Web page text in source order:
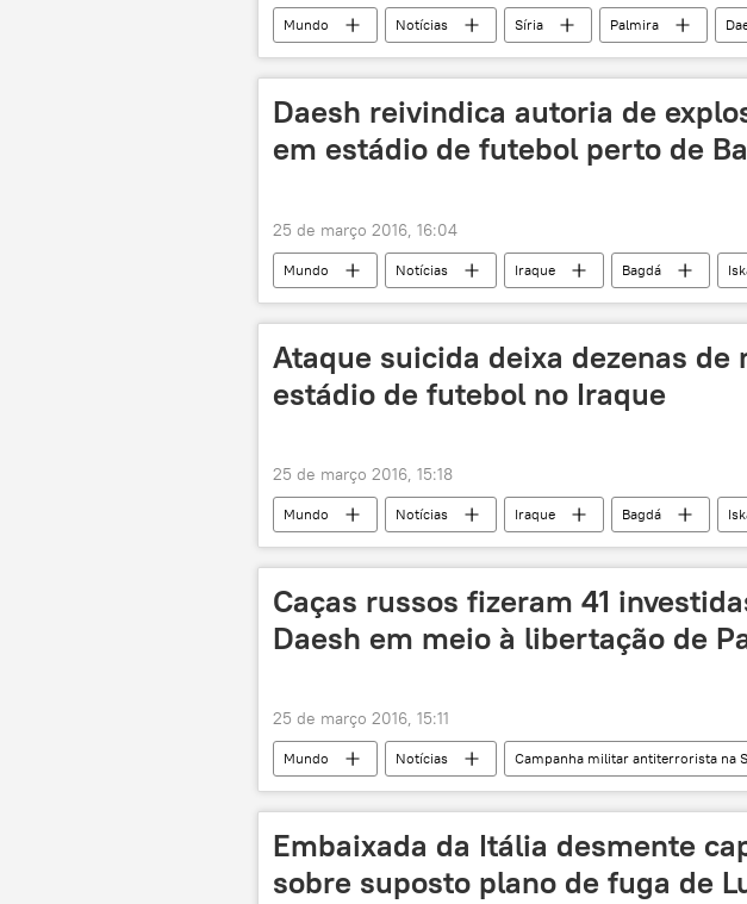
Mundo Notícias Síria Palmira
UNESCO
batalha ruínas monumentos
Daesh reivindica autoria de
em estádio de futebol perto de
25 de março 2016, 16:04
Mundo Notícias Iraque Bagdá
Daesh
futebol explosão atentado
Ataque suicida deixa dezenas de
estádio de futebol no Iraque
25 de março 2016, 15:18
Mundo Notícias Iraque Bagdá
atentado
ataque suicida ataque terrorista
Caças russos fizeram 41
Daesh em meio à libertação de
25 de março 2016, 15:11
Mundo Notícias Campanha militar antiterrorista na
Sergei Kuralenko
Frente al-Nusra Daesh
aviões de
Embaixada da Itália desmente
sobre suposto plano de fuga de